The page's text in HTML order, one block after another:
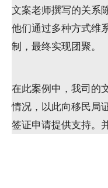
文案老师撰写的关系
他们通过多种方式维
制，最终实现团聚。
在此案例中，我司的
情况，以此向移民局
签证申请提供支持。